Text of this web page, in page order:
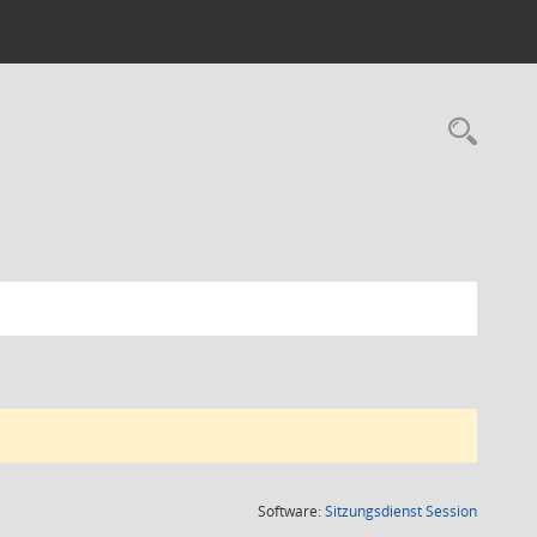
Software:SitzungsdienstSession(Wird in